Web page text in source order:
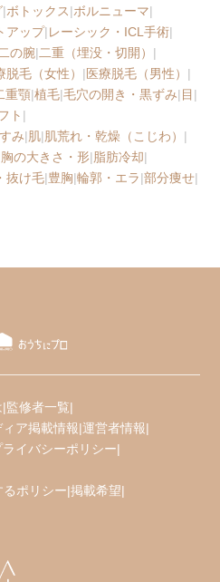
|ボトックス|ボルニューマ|
アップ|レーシック・ICL手術|
二の腕|二重（埋没・切開） |
脱毛（女性） |医療脱毛（男性） |
重顎|植毛|毛穴の開き・黒ずみ|目 |
ト |
み|肌|肌荒れ・乾燥（こじわ） |
胸の大きさ・形|脂肪冷却|
抜け毛|豊胸|輪郭・エラ|部分痩せ|
|監修者一覧|
ィア掲載情報|運営者情報|
ライバシーポリシー|
るポリシー|掲載希望|